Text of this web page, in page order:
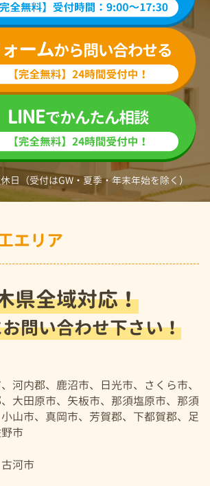
日（受付はGW・夏季・年末年始を除く）
エリア
県全域対応！
問い合わせ下さい！
河内郡、鹿沼市、日光市、さくら市、
大田原市、矢板市、那須塩原市、那須
山市、真岡市、芳賀郡、下都賀郡、足
市
河市